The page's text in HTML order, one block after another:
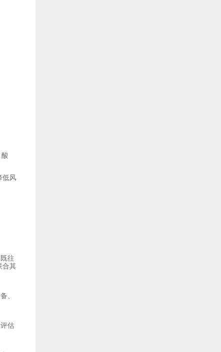
低风
往
合其
、
估